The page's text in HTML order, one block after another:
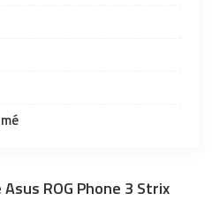
ROG Phone 3 Strix